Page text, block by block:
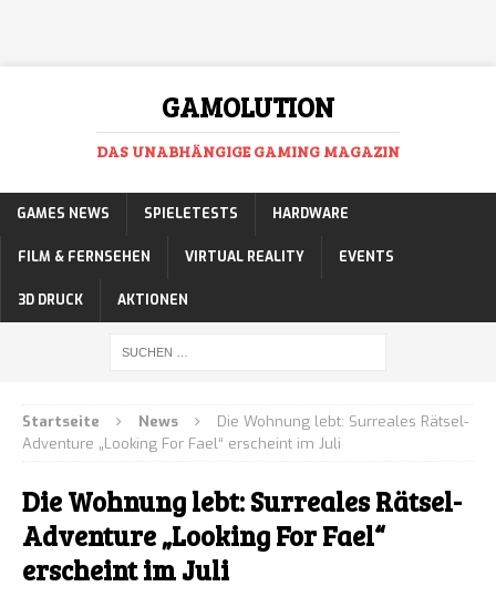
GAMOLUTION
DAS UNABHÄNGIGE GAMING MAGAZIN
GAMES NEWS SPIELETESTS HARDWARE
FILM & FERNSEHEN VIRTUAL REALITY EVENTS
3D DRUCK AKTIONEN
Startseite News
Die Wohnung lebt: Surreales Rätsel-
Adventure „Looking For Fael“ erscheint im Juli
Die Wohnung lebt: Surreales Rätsel-
Adventure „Looking For Fael“
erscheint im Juli